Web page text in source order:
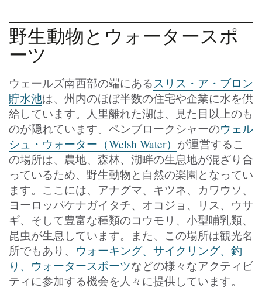
野生動物とウォータースポ
ーツ
ウェールズ南西部の端にある スリス・ア・ブロン
貯水池は、州内のほぼ半数の住宅や企業に水を供
給しています。人里離れた湖は、見た目以上のも
のが隠れています。ペンブロークシャーのウェル
シュ・ウォーター（Welsh Water） が運営するこ
の場所は、農地、森林、湖畔の生息地が混ざり合
っているため、野生動物と自然の楽園となってい
ます。ここには、アナグマ、キツネ、カワウソ、
ヨーロッパケナガイタチ、オコジョ、リス、ウサ
ギ、そして豊富な種類のコウモリ、小型哺乳類、
昆虫が生息しています。また、この場所は観光名
所でもあり、 ウォーキング、サイクリング、釣
り、ウォータースポーツなどの様々なアクティビ
ティに参加する機会を人々に提供しています。